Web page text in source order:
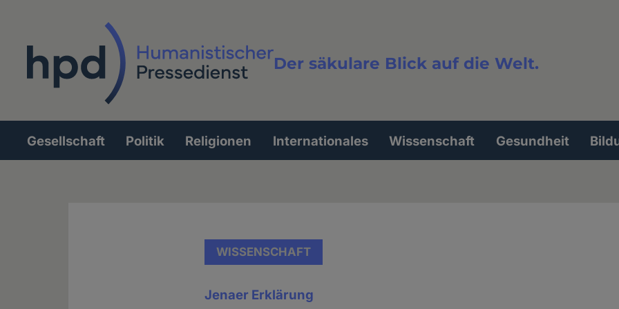
Der säkulare Blick auf die Welt.
Volltextsuche
Hauptnavigation
Gesellschaft Politik Religionen Internationales Wissenschaft Gesundheit
WISSENSCHAFT
Jenaer Erklärung